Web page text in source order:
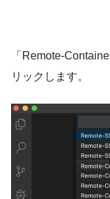
「Remote-
リックします。